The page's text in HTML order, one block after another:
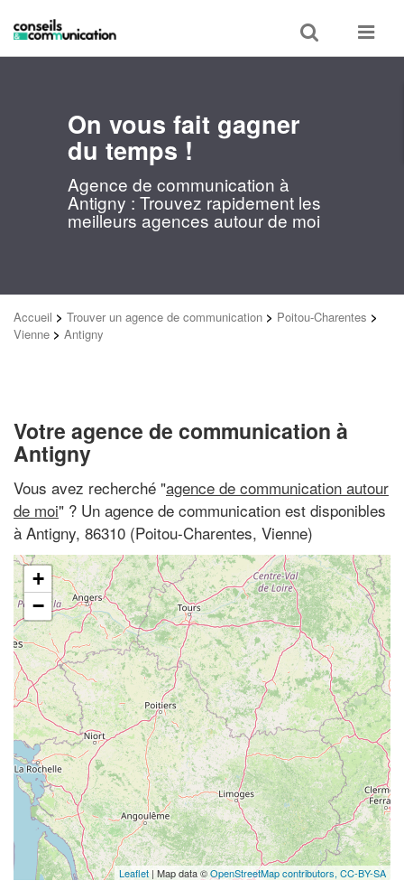
Toggle
search
Toggle
On vous fait gagner
du temps !
Agence de communication à
Antigny : Trouvez rapidement les
meilleurs agences autour de moi
Accueil > Trouver un agence de communication > Poitou-Charentes >
Vienne > Antigny
Votre agence de communication à
Antigny
Vous avez recherché "agence de communication autour
de moi" ? Un agence de communication est disponibles
à Antigny, 86310 (Poitou-Charentes, Vienne)
+
−
Leaflet | Map data ©OpenStreetMap contributors, CC-BY-SA